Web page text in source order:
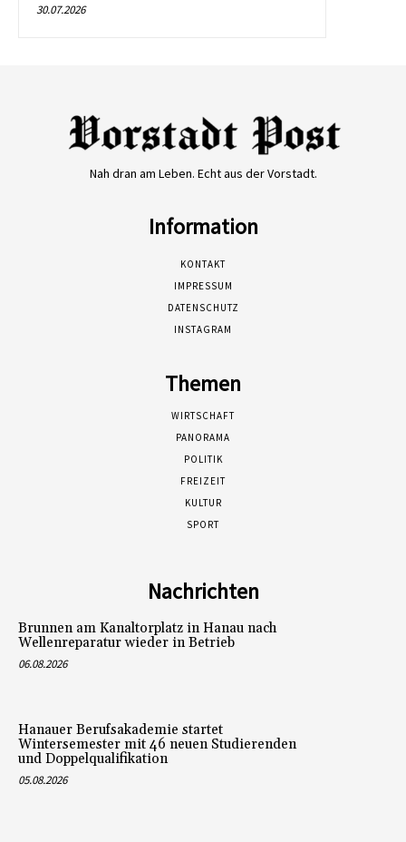
30.07.2026
Nah dran am Leben. Echt aus der Vorstadt.
Information
KONTAKT
IMPRESSUM
DATENSCHUTZ
INSTAGRAM
Themen
WIRTSCHAFT
PANORAMA
POLITIK
FREIZEIT
KULTUR
SPORT
Nachrichten
Brunnen am Kanaltorplatz in Hanau nach
Wellenreparatur wieder in Betrieb
06.08.2026
Hanauer Berufsakademie startet
Wintersemester mit 46 neuen Studierenden
und Doppelqualifikation
05.08.2026